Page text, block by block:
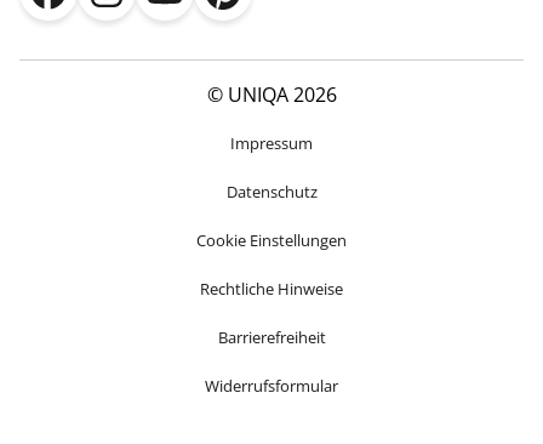
© UNIQA 2026
Impressum
Datenschutz
Cookie Einstellungen
Rechtliche Hinweise
Barrierefreiheit
Widerrufsformular